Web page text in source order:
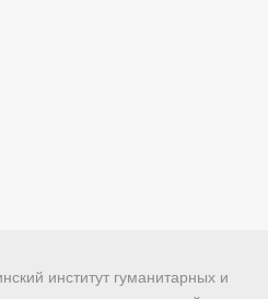
институт гуманитарных и